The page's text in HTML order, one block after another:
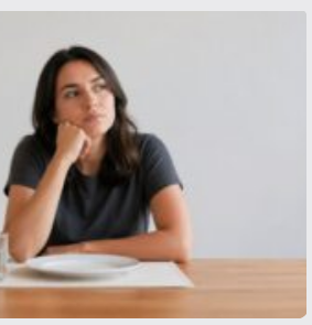
OFF na sua primeira compra!
Veja aqui